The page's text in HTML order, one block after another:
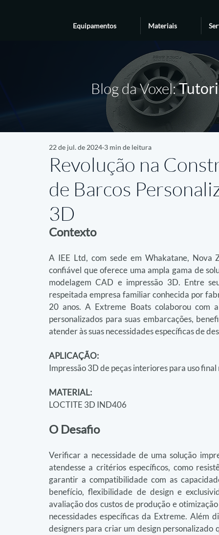
Equipamentos Materiais
Blog da Voxel:
Revolução na
de Barcos
3D
22 de jul. de 2024 3 min de leitura
Contexto
A IEE Ltd, com sede em Whakatane, Nova
confiável que oferece uma ampla gama de
modelagem CAD e impressão 3D. Entre
respeitada empresa familiar conhecida por
20 anos. A Extreme Boats colaborou com
personalizados para suas embarcações,
atender às suas necessidades específicas de
APLICAÇÃO:
Impressão 3D de peças interiores para uso
MATERIAL:
LOCTITE 3D IND406
O Desafio
Verificar a necessidade de uma solução
atendesse a critérios específicos, como
garantir a compatibilidade com as
benefício, flexibilidade de design e
avaliação dos custos de produção e
necessidades específicas da Extreme. Além
designers para criar um design